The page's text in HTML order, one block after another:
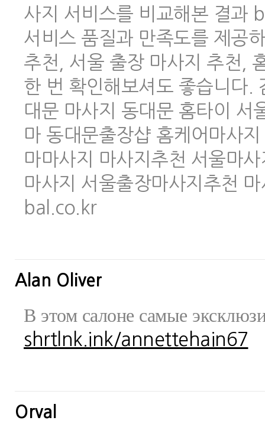
사지 서비스를 비교해본 결과
서비스 품질과 만족도를 제공
추천, 서울 출장 마사지 추천,
한 번 확인해보셔도 좋습니다
대문 마사지 동대문 홈타이 서
마 동대문출장샵 홈케어마사
마마사지 마사지추천 서울마
마사지 서울출장마사지추천
bal.co.kr
Alan Oliver
В этом салоне самые
shrtlnk.ink/annettehain67
Orval